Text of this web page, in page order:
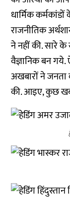
धार्मिक
राजनीतिक
ने नहीं की. सारे
वैज्ञानिक बन गये.
अखबारों ने जनता
की. आइए, कुछ